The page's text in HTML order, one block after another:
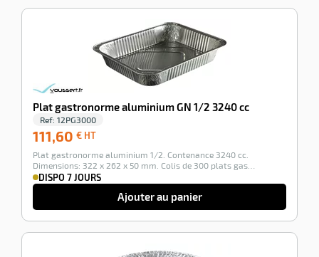
Plat gastronorme aluminium GN 1/2 3240 cc
Ref: 12PG3000
111,60 € HT
HT
Plat gastronorme aluminium 1/2. Contenance 3240 cc.
Dimensions: 322 x 262 x 50 mm. Colis de 300 plats gas…
DISPO 7 JOURS
Ajouter au panier